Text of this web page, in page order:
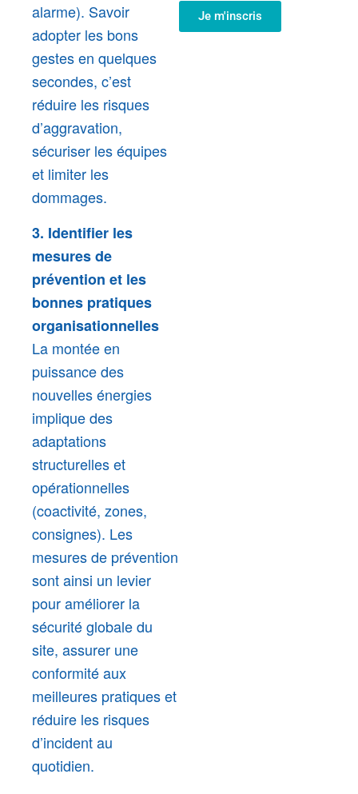
alarme). Savoir
adopter les bons
gestes en quelques
secondes, c’est
réduire les risques
d’aggravation,
sécuriser les équipes
et limiter les
dommages.
3. Identifier les
mesures de
prévention et les
bonnes pratiques
organisationnelles
La montée en
puissance des
nouvelles énergies
implique des
adaptations
structurelles et
opérationnelles
(coactivité, zones,
consignes). Les
mesures de prévention
sont ainsi un levier
pour améliorer la
sécurité globale du
site, assurer une
conformité aux
meilleures pratiques et
réduire les risques
d’incident au
quotidien.
Je m'inscris